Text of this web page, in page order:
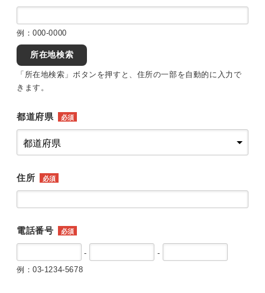
例：000-0000
所在地検索
「所在地検索」ボタンを押すと、住所の一部を自動的に入力で
きます。
都道府県 必須
住所 必須
電話番号 必須
-
-
例：03-1234-5678